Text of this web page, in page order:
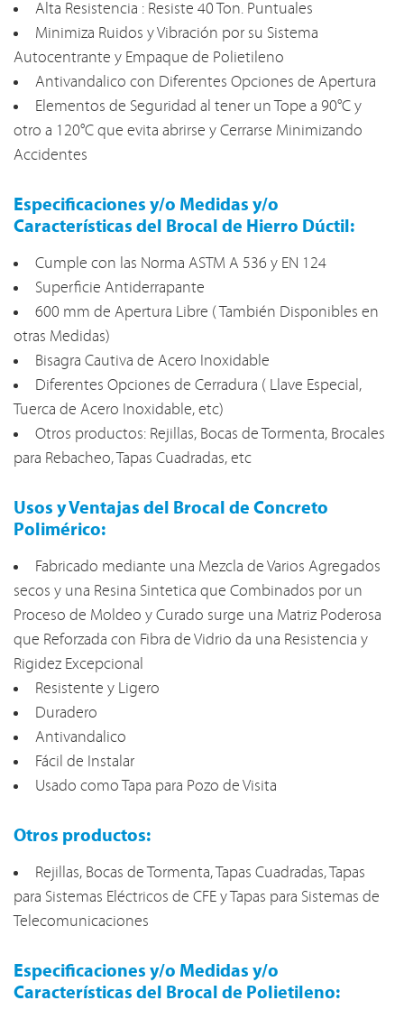
Alta Resistencia : Resiste 40 Ton. Puntuales
Minimiza Ruidos y Vibración por su Sistema
Autocentrante y Empaque de Polietileno
Antivandalico con Diferentes Opciones de Apertura
Elementos de Seguridad al tener un Tope a 90°C y
otro a 120°C que evita abrirse y Cerrarse Minimizando
Accidentes
Especificaciones y/o Medidas y/o
Características del Brocal de Hierro Dúctil:
Cumple con las Norma ASTM A 536 y EN 124
Superficie Antiderrapante
600 mm de Apertura Libre ( También Disponibles en
otras Medidas)
Bisagra Cautiva de Acero Inoxidable
Diferentes Opciones de Cerradura ( Llave Especial,
Tuerca de Acero Inoxidable, etc)
Otros productos: Rejillas, Bocas de Tormenta, Brocales
para Rebacheo, Tapas Cuadradas, etc
Usos y Ventajas del Brocal de Concreto
Polimérico:
Fabricado mediante una Mezcla de Varios Agregados
secos y una Resina Sintetica que Combinados por un
Proceso de Moldeo y Curado surge una Matriz Poderosa
que Reforzada con Fibra de Vidrio da una Resistencia y
Rigidez Excepcional
Resistente y Ligero
Duradero
Antivandalico
Fácil de Instalar
Usado como Tapa para Pozo de Visita
Otros productos:
Rejillas, Bocas de Tormenta, Tapas Cuadradas, Tapas
para Sistemas Eléctricos de CFE y Tapas para Sistemas de
Telecomunicaciones
Especificaciones y/o Medidas y/o
Características del Brocal de Polietileno: